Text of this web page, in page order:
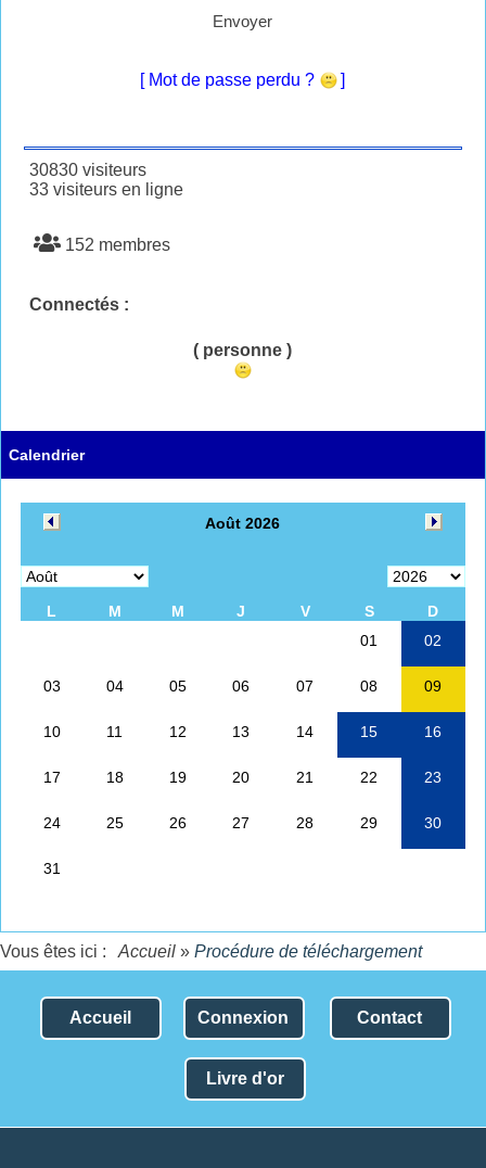
Envoyer
[ Mot de passe perdu ? ]
30830 visiteurs
33 visiteurs en ligne
152 membres
Connectés :
( personne )
Calendrier
Vous êtes ici : Accueil » Procédure de téléchargement
Accueil Connexion Contact
Livre d'or